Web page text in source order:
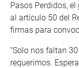
Pasos Perdidos,
al artículo 50 del
firmas para
“Solo nos faltan
requerimos.